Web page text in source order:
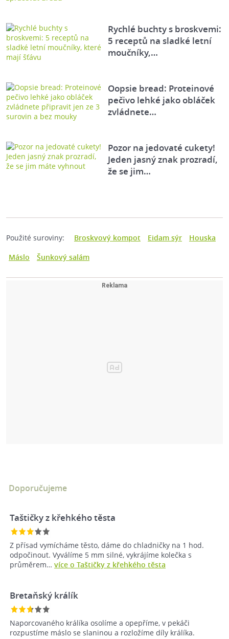
Rychlé buchty s broskvemi:
5 receptů na sladké letní
moučníky,…
Oopsie bread: Proteinové
pečivo lehké jako obláček
zvládnete…
Pozor na jedovaté cukety!
Jeden jasný znak prozradí,
že se jim…
Použité suroviny: Broskvový kompot Eidam sýr
Houska
Máslo
Šunkový salám
Doporučujeme
Taštičky z křehkého těsta
Z přísad vymícháme těsto, dáme do chladničky na 1 hod.
odpočinout. Vyválíme 5 mm silné, vykrájíme kolečka s
průměrem… více o Taštičky z křehkého těsta
Bretaňský králík
Naporcovaného králíka osolíme a opepříme, v pekáči
rozpustíme máslo se slaninou a rozložíme díly králíka.